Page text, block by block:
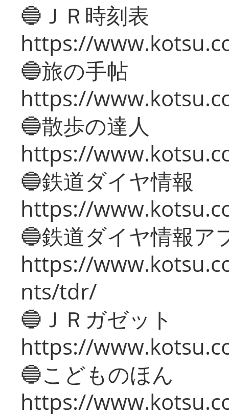
🔵ＪＲ時刻表
https://
🔵旅の手帖
https://
🔵散歩の達人
https://
🔵鉄道ダイヤ情報
https://
🔵鉄道ダイヤ情報ア
https://
nts/tdr/
🔵ＪＲガゼット
https://
🔵こどものほん
https://